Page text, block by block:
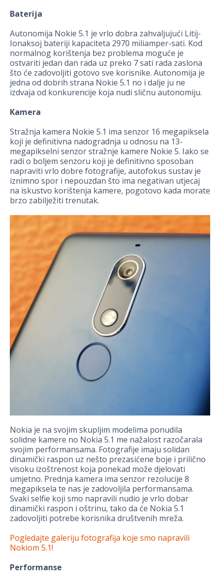
Baterija
Autonomija Nokie 5.1 je vrlo dobra zahvaljujući Litij-
Ionaksoj bateriji kapaciteta 2970 miliamper-sati. Kod
normalnog korištenja bez problema moguće je
ostvariti jedan dan rada uz preko 7 sati rada zaslona
što će zadovoljiti gotovo sve korisnike. Autonomija je
jedna od dobrih strana Nokie 5.1 no i dalje ju ne
izdvaja od konkurencije koja nudi sličnu autonomiju.
Kamera
Stražnja kamera Nokie 5.1 ima senzor 16 megapiksela
koji je definitivna nadogradnja u odnosu na 13-
megapikselni senzor stražnje kamere Nokie 5. Iako se
radi o boljem senzoru koji je definitivno sposoban
napraviti vrlo dobre fotografije, autofokus sustav je
iznimno spor i nepouzdan što ima negativan utjecaj
na iskustvo korištenja kamere, pogotovo kada morate
brzo zabilježiti trenutak.
Nokia je na svojim skupljim modelima ponudila
solidne kamere no Nokia 5.1 me nažalost razočarala
svojim performansama. Fotografije imaju solidan
dinamički raspon uz nešto prezasićene boje i prilično
visoku izoštrenost koja ponekad može djelovati
umjetno. Prednja kamera ima senzor rezolucije 8
megapiksela te nas je zadovoljila performansama.
Svaki selfie koji smo napravili nudio je vrlo dobar
dinamički raspon i oštrinu, tako da će Nokia 5.1
zadovoljiti potrebe korisnika društvenih mreža.
Pogledajte galeriju fotografija koje smo napravili
Nokiom 5.1!
Performanse